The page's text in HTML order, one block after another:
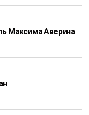
Максима Аверина